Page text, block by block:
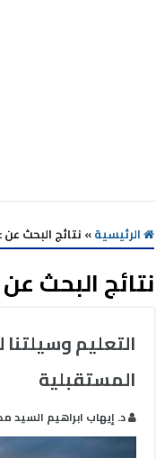
الرئيسية» نتائج البحث عن
نتائج البحث
التعليم
المستقبلية
د. إيهاب ابراهيم السيد